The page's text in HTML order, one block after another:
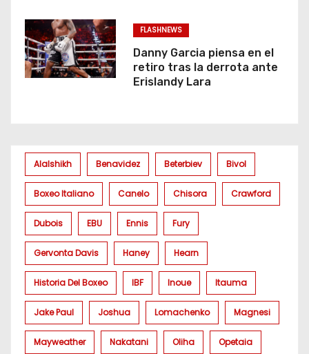
FLASHNEWS
Danny Garcia piensa en el
retiro tras la derrota ante
Erislandy Lara
Alalshikh Benavidez Beterbiev Bivol
Boxeo Italiano Canelo Chisora Crawford
Dubois EBU Ennis Fury
Gervonta Davis Haney Hearn
Historia Del Boxeo IBF Inoue Itauma
Jake Paul Joshua Lomachenko Magnesi
Mayweather Nakatani Oliha Opetaia